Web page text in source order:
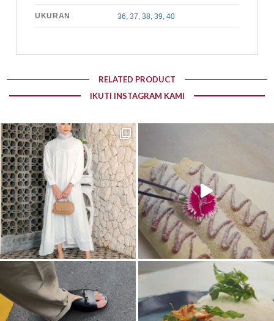
UKURAN 36 ,37 ,38 ,39 ,40
RELATED PRODUCT
IKUTI INSTAGRAM KAMI